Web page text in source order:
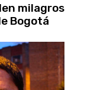
milagros
Bogotá